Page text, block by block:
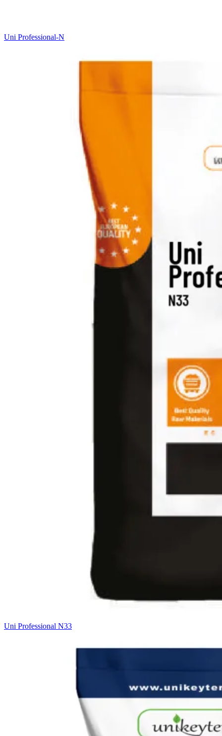
Uni Professional-N
Uni Professional N33